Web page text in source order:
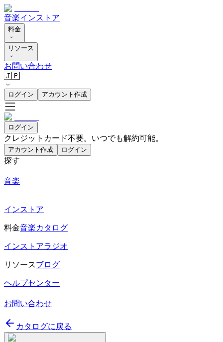
音楽インストア
料金
リソース
お問い合わせ
🇯🇵
ログイン アカウント作成
ログイン
クレジットカード不要。いつでも解約可能。
アカウント作成 ログイン
探す
音楽
インストア
料金音楽カタログ
インストアラジオ
リソースブログ
ヘルプセンター
お問い合わせ
カタログに戻る